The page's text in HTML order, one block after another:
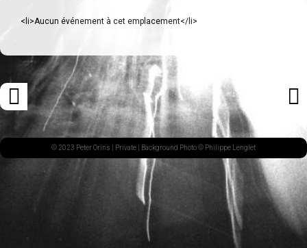
<li>Aucun événement à cet emplacement</li>
Navigation
des
articles
ARTICLE
PRÉCÉDENT© 2023 Peter Orins | Private | Background Photo © Philippe Lenglet